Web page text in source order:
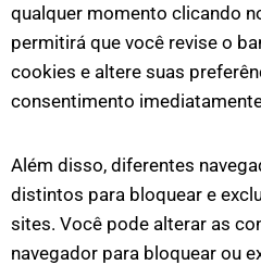
qualquer momento clicando
permitirá que você revise o
cookies e altere suas
consentimento
Além disso, diferentes
distintos para bloquear e
sites. Você pode alterar as
navegador para bloquear ou